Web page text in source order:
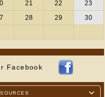
Facebook
